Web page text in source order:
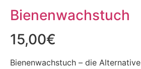
Bienenwachstuch
15,00€
Bienenwachstuch – die Alternative